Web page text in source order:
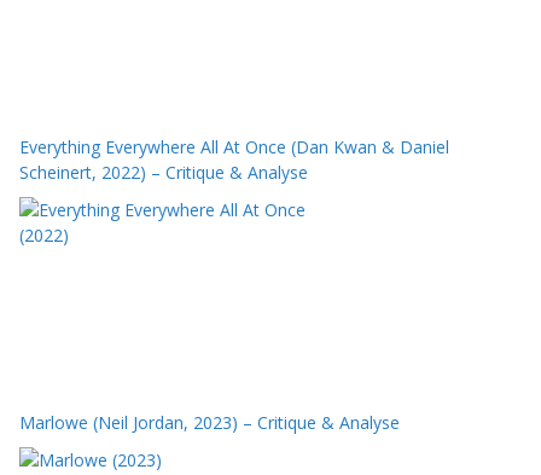
Everything Everywhere All At Once (Dan Kwan & Daniel
Scheinert, 2022) – Critique & Analyse
Marlowe (Neil Jordan, 2023) – Critique & Analyse